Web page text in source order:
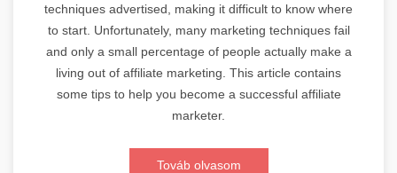
techniques advertised, making it difficult to know where
to start. Unfortunately, many marketing techniques fail
and only a small percentage of people actually make a
living out of affiliate marketing. This article contains
some tips to help you become a successful affiliate
marketer.
Továb olvasom